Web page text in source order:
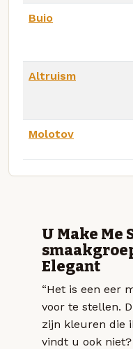
Buio
Altruism
Molotov
U Make Me
Elegant
“Het is een eer
voor te stellen.
zijn kleuren die
vindt u ook